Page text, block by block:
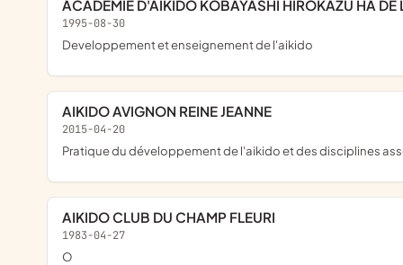
ACADEMIE D'AIKIDO KOBAYASHI HIROKAZU HA DE
1995-08-30
developpement et enseignement de l'aikido
AIKIDO AVIGNON REINE JEANNE
2015-04-20
pratique du développement de l'aikido et des disciplines
AIKIDO CLUB DU CHAMP FLEURI
1983-04-27
o